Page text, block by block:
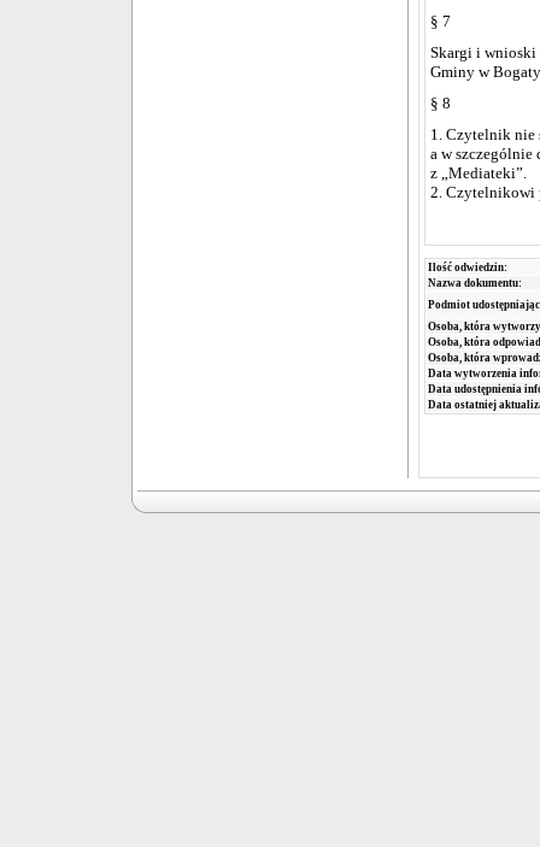
§ 7
Skargi i
Gminy w
§ 8
1. Czytelnik nie
a w szczególnie
z „Mediateki”.
2. Czytelnikowi
Ilość odwiedzin:
Nazwa dokumentu:
Podmiot
Osoba, która
Osoba, która
Osoba, która
Data wytworzenia
Data udostępnienia
Data ostatniej